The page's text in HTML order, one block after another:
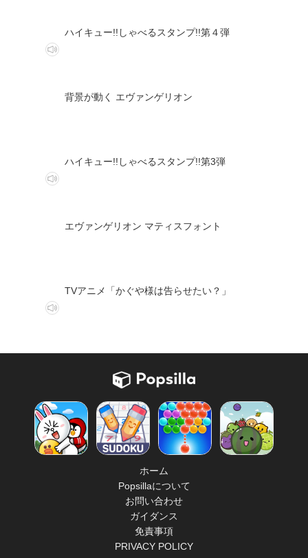
ハイキュー!!しゃべるスタンプ!!第４弾
背景が動く エヴァンゲリオン
ハイキュー!!しゃべるスタンプ!!第3弾
エヴァンゲリオン マティスフォント
TVアニメ「かぐや様は告らせたい？」
ホーム
Popsillaについて
お問い合わせ
ガイダンス
免責事項
PRIVACY POLICY